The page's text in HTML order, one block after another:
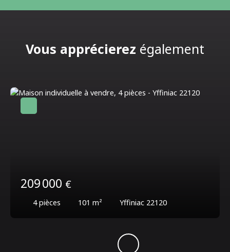
Vous apprécierez également
209 000 €
4pièces 101 m² Yffiniac 22120